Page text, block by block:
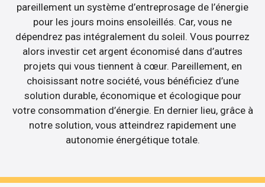
pareillement un système d’entreprosage de l’énergie
pour les jours moins ensoleillés. Car, vous ne
dépendrez pas intégralement du soleil. Vous pourrez
alors investir cet argent économisé dans d’autres
projets qui vous tiennent à cœur. Pareillement, en
choisissant notre société, vous bénéficiez d’une
solution durable, économique et écologique pour
votre consommation d’énergie. En dernier lieu, grâce à
notre solution, vous atteindrez rapidement une
autonomie énergétique totale.